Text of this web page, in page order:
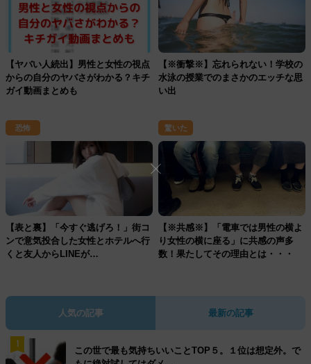
【ヤバい人続出】男性と女性の視点
からの自分のヤバさがわかる？キチ
ガイ動画まとめも
【※衝撃※】忘れられない！学校の
水泳の授業でのまさかのエッチな思
い出
恐怖
【表と裏】「今すぐ逃げろ！」街コ
ンで意気投合した女性とホテルへ行
くと友人からLINEが…
驚いた
【※共感※】「電車では男性の横よ
り女性の横に座る」に共感の声多
数！果たしてその理由とは・・・
人気の記事 最新の記事
1
この世で最も気持ちいいことTOP５。１位は想定外。で